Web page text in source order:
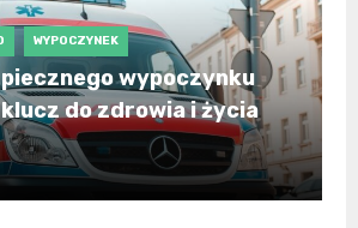
WYPOCZYNEK
wypoczynku
klucz do zdrowia i życia